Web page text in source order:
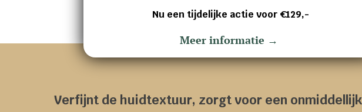
Verfijnt de huidtextuur, zorgt voor een
Nu een tijdelijke actie voor €129,-
Meer informatie →